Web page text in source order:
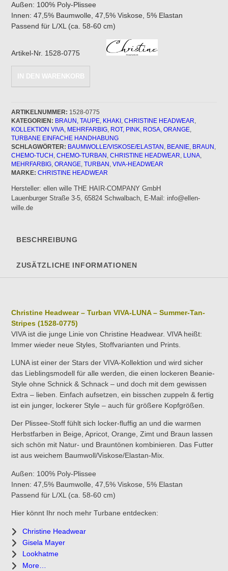
Außen: 100% Poly-Plissee
Innen: 47,5% Baumwolle, 47,5% Viskose, 5% Elastan
Passend für L/XL (ca. 58-60 cm)
Artikel-Nr. 1528-0775
Headwear:
LUNA
-
Summer-
Tan-
Stripes
Menge
IN DEN WARENKORB
ARTIKELNUMMER: 1528-0775
KATEGORIEN: BRAUN, TAUPE, KHAKI ,CHRISTINE HEADWEAR
KOLLEKTION VIVA
MEHRFARBIG ROT, PINK, ROSA, ORANGE
TURBANE EINFACHE HANDHABUNG
SCHLAGWÖRTER: BAUMWOLLE/VISKOSE/ELASTAN BEANIE BRAUN
CHEMO-TUCH
,CHEMO-TURBAN ,CHRISTINE HEADWEAR LUNA
MEHRFARBIG ,ORANGE ,TURBAN ,VIVA-HEADWEAR
MARKE:CHRISTINE HEADWEAR
Hersteller:ellen wille THE HAIR-COMPANY GmbH
Lauenburger Straße 3-5, 65824 Schwalbach, E-Mail: info@ellen-
wille.de
BESCHREIBUNG
ZUSÄTZLICHE INFORMATIONEN
Christine Headwear – Turban VIVA-LUNA – Summer-Tan-
Stripes (1528-0775)
VIVA ist die junge Linie von Christine Headwear. VIVA heißt:
Immer wieder neue Styles, Stoffvarianten und Prints.
LUNA ist einer der Stars der VIVA-Kollektion und wird sicher
das Lieblingsmodell für alle werden, die einen lockeren Beanie-
Style ohne Schnick & Schnack – und doch mit dem gewissen
Extra – lieben. Einfach aufsetzen, ein bisschen zuppeln & fertig
ist ein junger, lockerer Style – auch für größere Kopfgrößen.
Der Plissee-Stoff fühlt sich locker-fluffig an und die warmen
Herbstfarben in Beige, Apricot, Orange, Zimt und Braun lassen
sich schön mit Natur- und Brauntönen kombinieren. Das Futter
ist aus weichem Baumwoll/Viskose/Elastan-Mix.
Außen: 100% Poly-Plissee
Innen: 47,5% Baumwolle, 47,5% Viskose, 5% Elastan
Passend für L/XL (ca. 58-60 cm)
Hier könnt Ihr noch mehr Turbane entdecken:
Christine Headwear
Gisela Mayer
Lookhatme
More…